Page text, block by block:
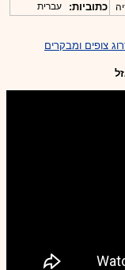
כתוביות: עברית
צופים ומבקרים